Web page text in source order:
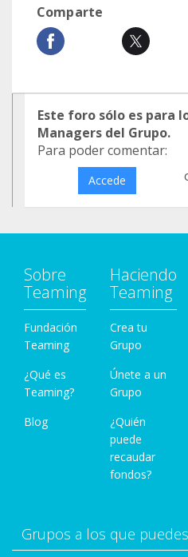
Comparte
Este foro sólo es para
Managers del Grupo.
Para poder comentar:
Accede
Sobre
Teaming
Fundación
Teaming
¿Qué es
Teaming?
Blog
Haciendo
Teaming
Crea tu
Grupo
Únete a un
Grupo
¿Quién
puede
recaudar
fondos?
Grupos a los que